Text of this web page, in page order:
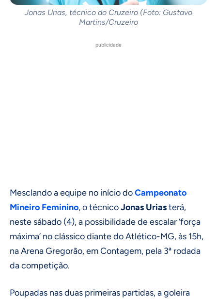
Jonas Urias, técnico do Cruzeiro (Foto: Gustavo
Martins/Cruzeiro
publicidade
Mesclando a equipe no início doCampeonato
Mineiro Feminino, o técnicoJonas Uriasterá,
neste sábado (4), a possibilidade de escalar ‘força
máxima’ no clássico diante do Atlético-MG, às 15h,
na Arena Gregorão, em Contagem, pela 3ª rodada
da competição.
Poupadas nas duas primeiras partidas, a goleira